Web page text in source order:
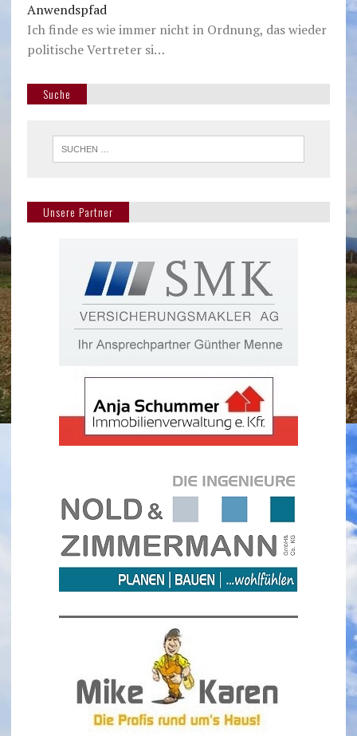
Anwendspfad
Ich finde es wie immer nicht in Ordnung, das wieder
politische Vertreter si…
Suche
Unsere Partner